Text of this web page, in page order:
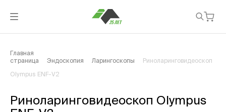
Главная
страница
Эндоскопия Ларингоскопы Риноларинговидеоскоп
Olympus ENF-V2
Риноларинговидеоскоп Olympus